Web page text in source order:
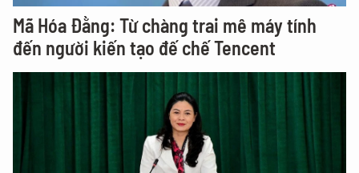
Mã Hóa Đằng: Từ chàng trai mê máy tính
đến người kiến tạo đế chế Tencent